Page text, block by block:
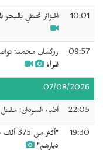
10:01 الجزائر تحتفي
09:57
روكسان محمد:
المرأة
07/08/2026
22:05 أطباء السودان: مقتل 4 مدنيين بهجوم للدعم السريع على كردفان
19:30
"أكثر
ديارهم"